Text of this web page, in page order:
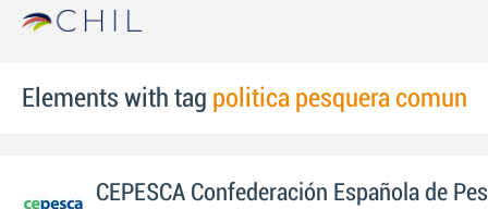
Elements with tag politica pesquera comun
CEPESCA Confederación Española de